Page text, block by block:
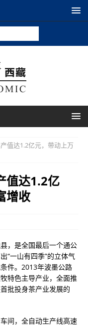
值达1.2亿元，带动上万
值达1.2亿
增收
，是全国最后一个通公
“一山有四季”的立体气
件。2013年波墨公路
特色主导产业，全面推
批投身茶产业发展的
间，全自动生产线高速